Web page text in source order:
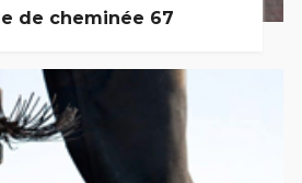
de cheminée 67